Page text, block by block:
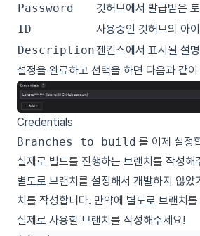
Password
깃허브에서 발급받은
ID
사용중인 깃허브의 아
Description 젠킨스에서 표시될 설
설정을 완료하고 선택을 하면 다음과 같
Credentials
Branches to build 를 이제 설정
실제로 빌드를 진행하는 브랜치를 작성해
별도로 브랜치를 설정해서 개발하지 않았
치를 작성합니다. 만약에 별도로 브랜치
실제로 사용할 브랜치를 작성해주세요!